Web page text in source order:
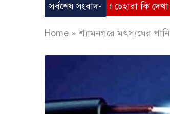
সর্বশেষ সংবাদ-
দিয়েছে? তার চেহারা কি দেখা গেছে?
Home »শ্যামনগরে মৎস্যঘের